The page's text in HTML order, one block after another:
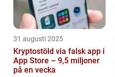
31 augusti 2025
Kryptostöld via falsk app i
App Store – 9,5 miljoner
på en vecka